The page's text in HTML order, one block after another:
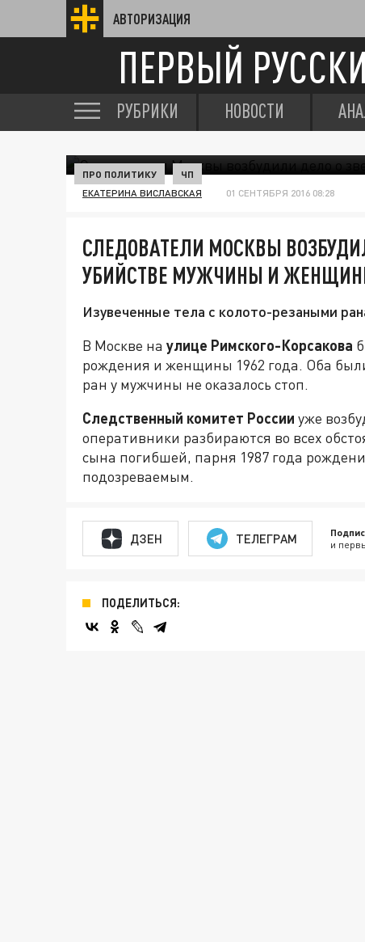
АВТОРИЗАЦИЯ
ПЕРВЫЙ
РУБРИКИ НОВОСТИ
ПРО ПОЛИТИКУ ЧП
ЕКАТЕРИНА ВИСЛАВСКАЯ 01 СЕНТЯБРЯ 2016 08:28
СЛЕДОВАТЕЛИ МОСКВЫ
УБИЙСТВЕ МУЖЧИНЫ И
Изувеченные тела с колото-резаными
В Москве на улице Римского-Корсакова
рождения и женщины 1962 года. Оба
ран у мужчины не оказалось стоп.
Следственный комитет России уже
оперативники разбираются во всех
сына погибшей, парня 1987 года
подозреваемым.
ДЗЕН ТЕЛЕГРАМ и
ПОДЕЛИТЬСЯ: